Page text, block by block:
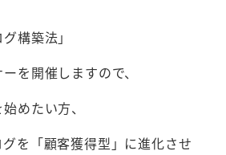
構築法」
を開催しますので、
めたい方、
を「顧客獲得型」に進化させ